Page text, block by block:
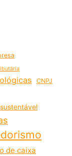
CNPJ
de caixa